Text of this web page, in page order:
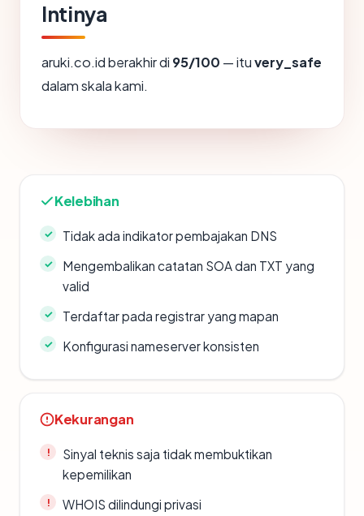
Intinya
aruki.co.id berakhir di 95/100 — ituvery_safe
dalam skala kami.
Kelebihan
Tidak ada indikator pembajakan DNS
Mengembalikan catatan SOA dan TXT yang
valid
Terdaftar pada registrar yang mapan
Konfigurasi nameserver konsisten
Kekurangan
Sinyal teknis saja tidak membuktikan
kepemilikan
WHOIS dilindungi privasi